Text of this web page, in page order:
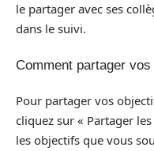
le partager avec ses
dans le suivi.
Comment partager
Pour partager vos
cliquez sur « Partager
les objectifs que vous